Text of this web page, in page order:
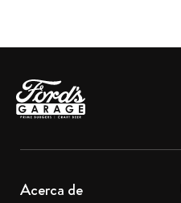
Acerca de